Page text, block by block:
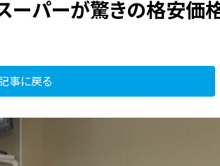
ーパーが驚きの格安価
事に戻る